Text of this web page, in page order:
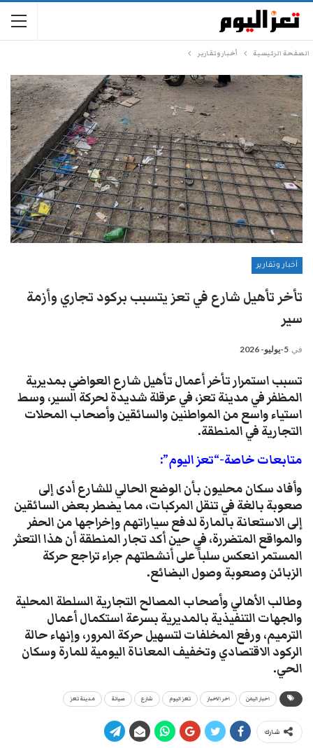
الصفحة الرئيسية أخبار وتقارير
أخبار وتقارير
تأخر تأهيل شارع في تعز يتسبب بركود تجاري وأزمة
سير
في 5-يوليو- 2026
تسبب استمرار تأخر أعمال تأهيل شارع العواضي بمديرية
المظفر في مدينة تعز، في عرقلة شديدة لحركة السير، وسط
استياء واسع من المواطنين والسائقين وأصحاب المحلات
التجارية في المنطقة.
متابعات خاصة-“تعز اليوم”:
​وأفاد سكان محليون بأن الوضع الحالي للشارع أدى إلى
صعوبة بالغة في تنقل المركبات، مما يضطر بعض السائقين
إلى الاستعانة بالمارة لدفع سياراتهم وإخراجها من الحفر
والمواقع المتضررة، في حين أكد تجار المنطقة أن هذا التعثر
المستمر انعكس سلباً على أنشطتهم جراء تراجع حركة
الزبائن وصعوبة وصول البضائع.
​وطالب الأهالي وأصحاب المصالح التجارية السلطة المحلية
والجهات التنفيذية بالمديرية بسرعة استكمال أعمال
الترميم، ورفع المخلفات لتسهيل حركة المرور، وإنهاء حالة
الركود الاقتصادي وتخفيف المعاناة اليومية للمارة وسكان
الحي.
اخبار اليمن اخر الاخبار تعز اليوم شارع صيانة مدينة تعز
شارك